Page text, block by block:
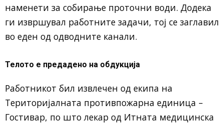
наменети за собирање проточни води. Додека
ги извршувал работните задачи, тој се заглавил
во еден од одводните канали.
Телото е предадено на обдукција
Работникот бил извлечен од екипа на
Територијалната противпожарна единица –
Гостивар, по што лекар од Итната медицинска